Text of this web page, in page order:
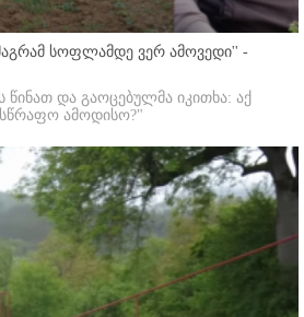
სოფლამდე ვერ ამოვედი'' -
წინათ და გაოცებულმა იკითხა: აქ
ამოდისო?"